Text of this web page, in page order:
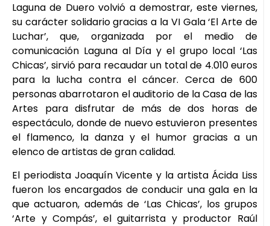
Laguna de Duero volvió a demostrar, este viernes,
su carácter solidario gracias a la VI Gala ‘El Arte de
Luchar’, que, organizada por el medio de
comunicación Laguna al Día y el grupo local ‘Las
Chicas’, sirvió para recaudar un total de 4.010 euros
para la lucha contra el cáncer. Cerca de 600
personas abarrotaron el auditorio de la Casa de las
Artes para disfrutar de más de dos horas de
espectáculo, donde de nuevo estuvieron presentes
el flamenco, la danza y el humor gracias a un
elenco de artistas de gran calidad.
El periodista Joaquín Vicente y la artista Ácida Liss
fueron los encargados de conducir una gala en la
que actuaron, además de ‘Las Chicas’, los grupos
‘Arte y Compás’, el guitarrista y productor Raúl